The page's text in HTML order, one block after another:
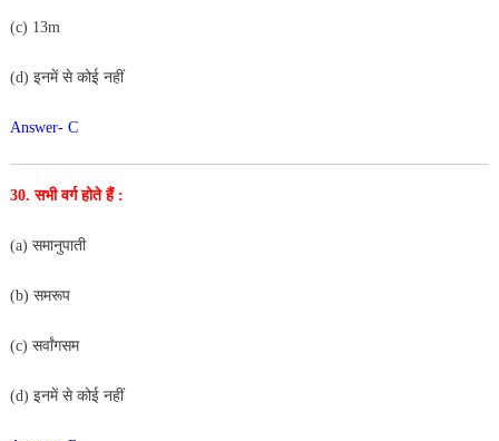
(c) 13m
(d) इनमें से कोई नहीं
Answer- C
30. सभी वर्ग होते हैं :
(a) समानुपाती
(b) समरूप
(c) सर्वांगसम
(d) इनमें से कोई नहीं